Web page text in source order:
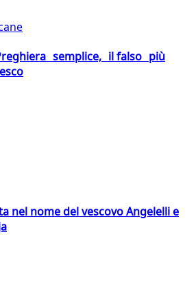
semplice, il falso più
nel nome del vescovo Angelelli e